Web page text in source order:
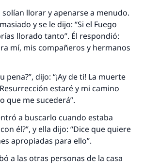
llorar y apenarse a menudo.
y se le dijo: “Si el Fuego
llorado tanto”. Él respondió:
mí, mis compañeros y hermanos
dijo: “¡Ay de ti! La muerte
estaré y mi camino
que me sucederá”.
a buscarlo cuando estaba
él?”, y ella dijo: “Dice que quiere
apropiadas para ello”.
a las otras personas de la casa